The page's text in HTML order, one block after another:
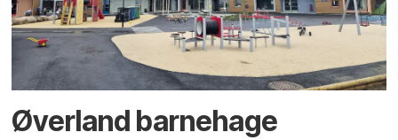
Øverland barnehage